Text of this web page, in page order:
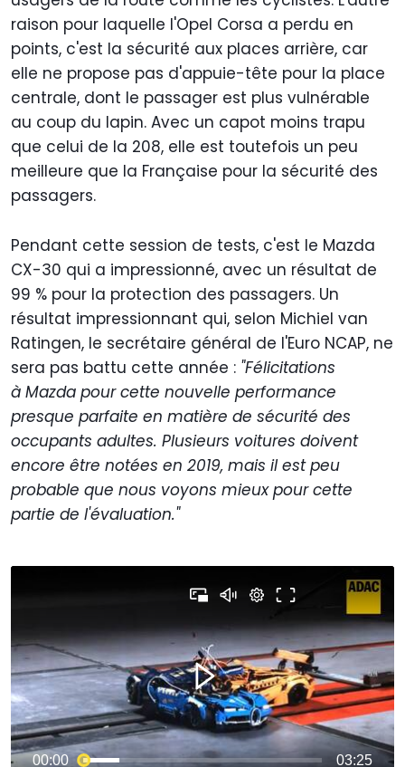
raison pour laquelle l'Opel Corsa a perdu en
points, c'est la sécurité aux places arrière, car
elle ne propose pas d'appuie-tête pour la place
centrale, dont le passager est plus vulnérable
au coup du lapin. Avec un capot moins trapu
que celui de la 208, elle est toutefois un peu
meilleure que la Française pour la sécurité des
passagers.
Pendant cette session de tests, c'est le Mazda
CX-30 qui a impressionné, avec un résultat de
99 % pour la protection des passagers. Un
résultat impressionnant qui, selon Michiel van
Ratingen, le secrétaire général de l'Euro NCAP, ne
sera pas battu cette année : "Félicitations
à Mazda pour cette nouvelle performance
presque parfaite en matière de sécurité des
occupants adultes. Plusieurs voitures doivent
encore être notées en 2019, mais il est peu
probable que nous voyons mieux pour cette
partie de l'évaluation."